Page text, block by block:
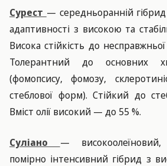
Сурест — середньоранній
адаптивності з високою та
Висока стійкість до
Толерантний до основних
(фомопсису, фомозу,
стеблової форм). Стійкий до
Вміст олії високий — до 55 %.
Суліано
— високоолеїновий,
помірно інтенсивний гібрид з